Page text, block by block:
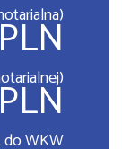
WKW